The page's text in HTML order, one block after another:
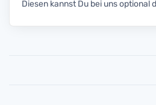
Diesen kannst Du bei uns optional